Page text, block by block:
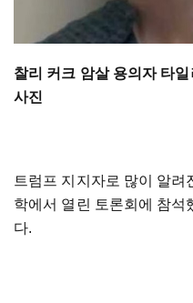
찰리 커크 암살 용의자 타
사진
트럼프 지지자로 많이 알려
학에서 열린 토론회에 참석
다.